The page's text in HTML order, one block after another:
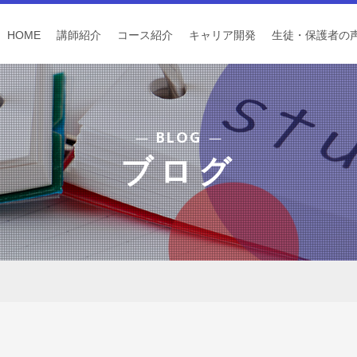
HOME 講師紹介 コース紹介 キャリア開発 生徒・保護者の
BLOG
ブログ